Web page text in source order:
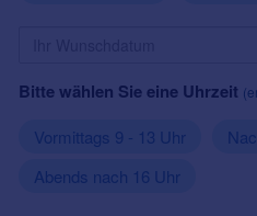
Bitte wählen Sie eine Uhrzeit
Vormittags 9 - 13 Uhr
Abends nach 16 Uhr